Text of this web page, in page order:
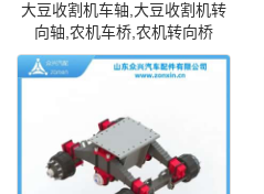
大豆收割机车轴,大豆收割机转
向轴,农机车桥,农机转向桥